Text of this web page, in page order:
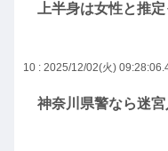
上半身は女性と推
10 : 2025/12/02(火)
神奈川県警なら迷